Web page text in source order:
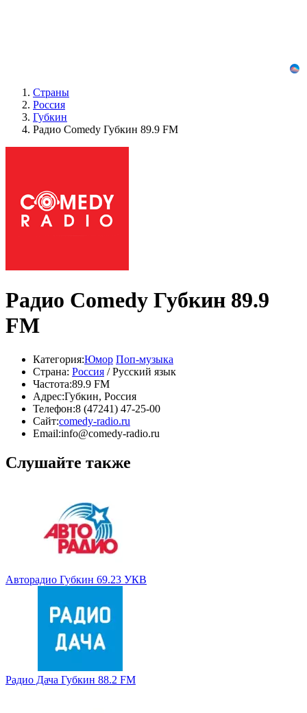
Страны
Россия
Губкин
Радио Comedy Губкин 89.9 FM
Радио Comedy Губкин 89.9
FM
Категория:Юмор Поп-музыка
Страна: Россия / Русский язык
Частота:89.9 FM
Адрес:Губкин, Россия
Телефон:8 (47241) 47-25-00
Сайт:comedy-radio.ru
Email:info@comedy-radio.ru
Слушайте также
Авторадио Губкин 69.23 УКВ
Радио Дача Губкин 88.2 FM